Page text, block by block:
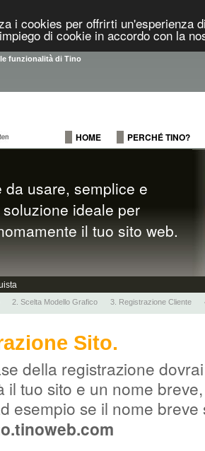
i cookies per offrirti un'esperienza
di cookie in accordo con la
funzionalità di Tino
HOME PERCHÉ TINO?
da usare, semplice e
ideale per
il tuo sito web.
Scelta Modello Grafico Registrazione Cliente
Sito.
della registrazione
il tuo sito e un nome
esempio se il nome